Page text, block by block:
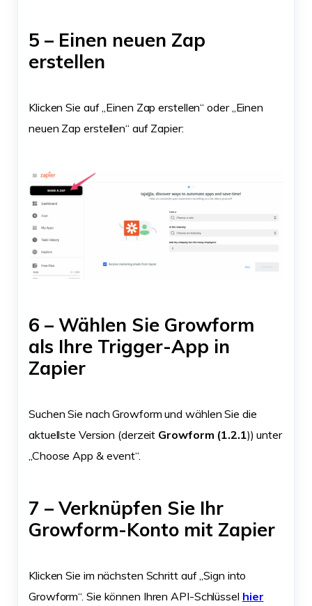
5 – Einen neuen Zap
erstellen
Klicken Sie auf „Einen Zap erstellen“ oder „Einen
neuen Zap erstellen“ auf Zapier:
6 – Wählen Sie Growform
als Ihre Trigger-App in
Zapier
Suchen Sie nach Growform und wählen Sie die
aktuellste Version (derzeit Growform (1.2.1)) unter
„Choose App & event“.
7 – Verknüpfen Sie Ihr
Growform-Konto mit Zapier
Klicken Sie im nächsten Schritt auf „Sign into
Growform“. Sie können Ihren API-Schlüssel hier